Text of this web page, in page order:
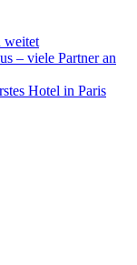
weitet
– viele Partner an
Hotel in Paris